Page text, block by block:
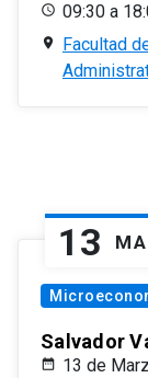
09:30 a
Facultad
13
Salvador
13 de